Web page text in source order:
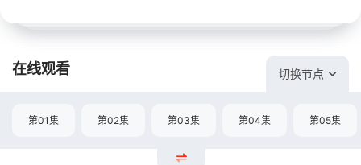
在线观看 切换节点
第01集 第02集 第03集 第04集 第05集